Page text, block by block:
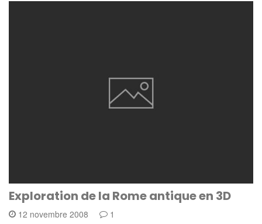
Exploration de la Rome antique en 3D
12 novembre 2008 1